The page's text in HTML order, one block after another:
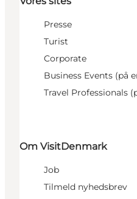
Presse
Turist
Corporate
Business Events (på
Travel Professionals
Om VisitDenmark
Job
Tilmeld nyhedsbrev